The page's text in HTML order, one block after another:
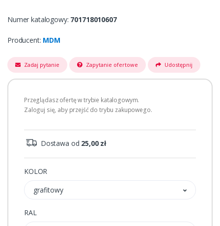
Numer katalogowy: 701718010607
Producent: MDM
Zadaj pytanie Zapytanie ofertowe Udostępnij
Przeglądasz ofertę w trybie katalogowym.
Zaloguj się, aby przejść do trybu zakupowego.
Dostawa od 25,00 zł
KOLOR
grafitowy
RAL